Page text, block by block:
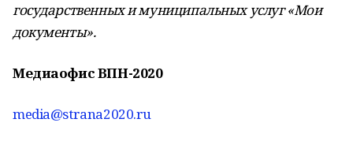
государственных и муниципальных услуг «Мои
документы».
Медиаофис ВПН-2020
media@strana2020.ru